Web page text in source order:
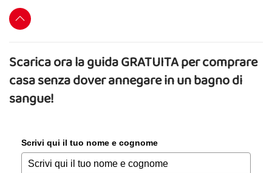
Scarica ora la guida GRATUITA per comprare
casa senza dover annegare in un bagno di
sangue!
Scrivi qui il tuo nome e cognome